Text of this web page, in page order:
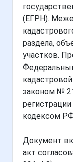
(ЕГРН).
раздела,
участков.
законом №
кодексом
Документ
акт